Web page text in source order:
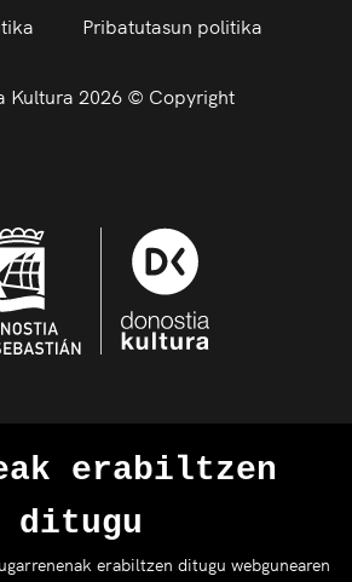
Pribatutasun politika
Kultura 2026 © Copyright
erabiltzen
ditugu
erabiltzen ditugu webgunearen